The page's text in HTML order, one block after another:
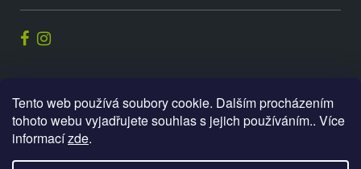
Tento web používá soubory cookie. Dalším procházením
tohoto webu vyjadřujete souhlas s jejich používáním.. Více
informacízde.